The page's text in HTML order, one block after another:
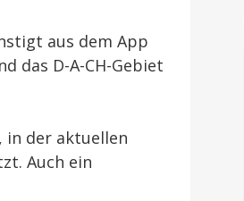
aus dem App
das D-A-CH-Gebiet
in der aktuellen
Auch ein